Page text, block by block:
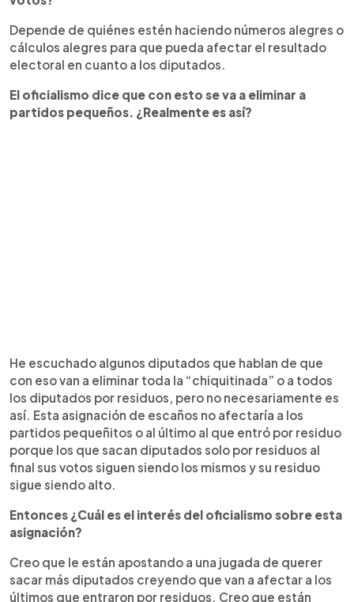
Depende de quiénes estén haciendo números alegres o
cálculos alegres para que pueda afectar el resultado
electoral en cuanto a los diputados.
El oficialismo dice que con esto se va a eliminar a
partidos pequeños. ¿Realmente es así?
He escuchado algunos diputados que hablan de que
con eso van a eliminar toda la “chiquitinada” o a todos
los diputados por residuos, pero no necesariamente es
así. Esta asignación de escaños no afectaría a los
partidos pequeñitos o al último al que entró por residuo
porque los que sacan diputados solo por residuos al
final sus votos siguen siendo los mismos y su residuo
sigue siendo alto.
Entonces ¿Cuál es el interés del oficialismo sobre esta
asignación?
Creo que le están apostando a una jugada de querer
sacar más diputados creyendo que van a afectar a los
últimos que entraron por residuos. Creo que están